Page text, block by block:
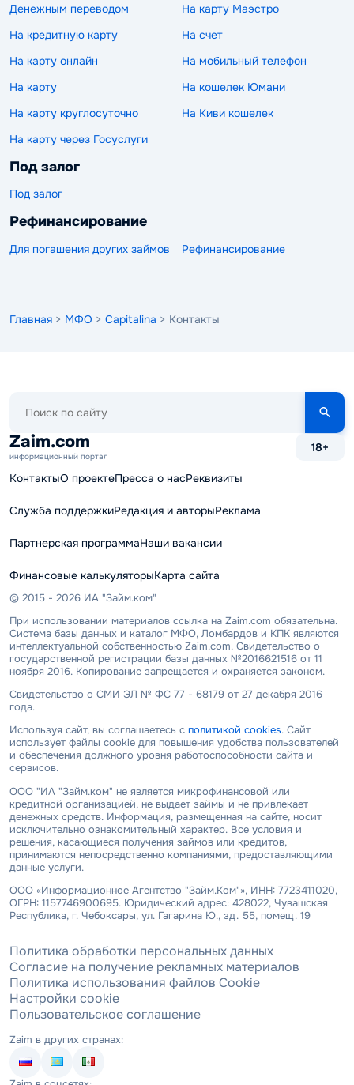
Денежным переводом
На карту Маэстро
На кредитную карту
На счет
На карту онлайн
На мобильный телефон
На карту
На кошелек Юмани
На карту круглосуточно
На Киви кошелек
На карту через Госуслуги
Под залог
Под залог
Рефинансирование
Для погашения других займов Рефинансирование
Главная > МФО > Capitalina > Контакты
сайту
Zaim.com
информационный портал
18+
КонтактыО проектеПресса о насРеквизиты
Служба поддержкиРедакция и авторыРеклама
Партнерская программаНаши вакансии
Финансовые калькуляторыКарта сайта
© 2015 - 2026 ИА "Займ.ком"
При использовании материалов ссылка на Zaim.com обязательна.
Система базы данных и каталог МФО, Ломбардов и КПК являются
интеллектуальной собственностью Zaim.com. Свидетельство о
государственной регистрации базы данных №2016621516 от 11
ноября 2016. Копирование запрещается и охраняется законом.
Свидетельство о СМИ ЭЛ № ФС 77 - 68179 от 27 декабря 2016
года.
Используя сайт, вы соглашаетесь с политикой cookies. Сайт
использует файлы cookie для повышения удобства пользователей
и обеспечения должного уровня работоспособности сайта и
сервисов.
ООО "ИА "Займ.ком" не является микрофинансовой или
кредитной организацией, не выдает займы и не привлекает
денежных средств. Информация, размещенная на сайте, носит
исключительно ознакомительный характер. Все условия и
решения, касающиеся получения займов или кредитов,
принимаются непосредственно компаниями, предоставляющими
данные услуги.
ООО «Информационное Агентство "Займ.Ком"», ИНН: 7723411020,
ОГРН: 1157746900695. Юридический адрес: 428022, Чувашская
Республика, г. Чебоксары, ул. Гагарина Ю., зд. 55, помещ. 19
Политика обработки персональных данных
Согласие на получение рекламных материалов
Политика использования файлов Cookie
Настройки cookie
Пользовательское соглашение
Zaim в других странах: